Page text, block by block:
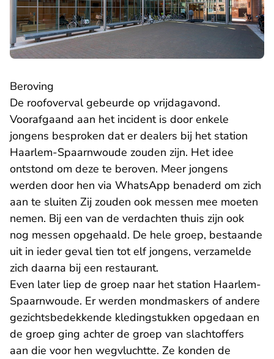
Beroving
De roofoverval gebeurde op vrijdagavond.
Voorafgaand aan het incident is door enkele
jongens besproken dat er dealers bij het station
Haarlem-Spaarnwoude zouden zijn. Het idee
ontstond om deze te beroven. Meer jongens
werden door hen via WhatsApp benaderd om zich
aan te sluiten Zij zouden ook messen mee moeten
nemen. Bij een van de verdachten thuis zijn ook
nog messen opgehaald. De hele groep, bestaande
uit in ieder geval tien tot elf jongens, verzamelde
zich daarna bij een restaurant.
Even later liep de groep naar het station Haarlem-
Spaarnwoude. Er werden mondmaskers of andere
gezichtsbedekkende kledingstukken opgedaan en
de groep ging achter de groep van slachtoffers
aan die voor hen wegvluchtte. Ze konden de